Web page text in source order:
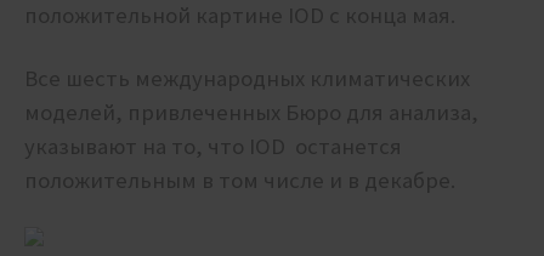
положительной картине IOD с конца мая.
Все шесть международных климатических
моделей, привлеченных Бюро для анализа,
указывают на то, что IOD останется
положительным в том числе и в декабре.